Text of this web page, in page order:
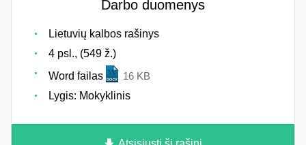
Darbo duomenys
Lietuvių kalbos rašinys
4 psl., (549 ž.)
Word failas
16 KB
Lygis: Mokyklinis